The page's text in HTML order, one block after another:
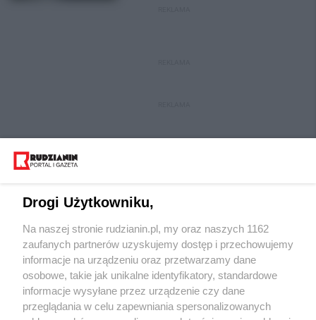
Wydawca mediów lokalnych
Drogi Użytkowniku,
Na naszej stronie rudzianin.pl, my oraz naszych 1162
zaufanych partnerów uzyskujemy dostęp i przechowujemy
informacje na urządzeniu oraz przetwarzamy dane
osobowe, takie jak unikalne identyfikatory, standardowe
informacje wysyłane przez urządzenie czy dane
przeglądania w celu zapewniania spersonalizowanych